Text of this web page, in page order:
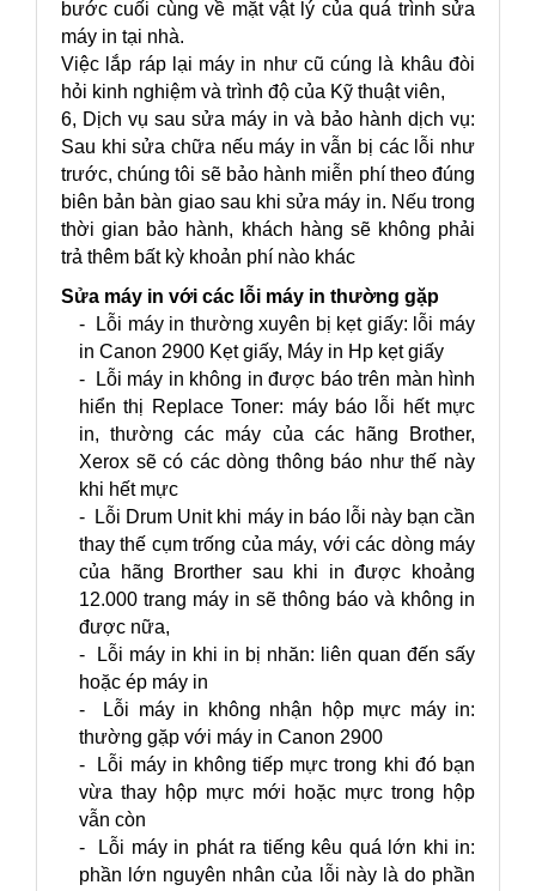
bước cuối cùng về mặt vật lý của quá trình sửa
máy in tại nhà.
Việc lắp ráp lại máy in như cũ cúng là khâu đòi
hỏi kinh nghiệm và trình độ của Kỹ thuật viên,
6, Dịch vụ sau sửa máy in và bảo hành dịch vụ:
Sau khi sửa chữa nếu máy in vẫn bị các lỗi như
trước, chúng tôi sẽ bảo hành miễn phí theo đúng
biên bản bàn giao sau khi sửa máy in. Nếu trong
thời gian bảo hành, khách hàng sẽ không phải
trả thêm bất kỳ khoản phí nào khác
Sửa máy in với các lỗi máy in thường gặp
- Lỗi máy in thường xuyên bị kẹt giấy: lỗi máy
in Canon 2900 Kẹt giấy, Máy in Hp kẹt giấy
- Lỗi máy in không in được báo trên màn hình
hiển thị Replace Toner: máy báo lỗi hết mực
in, thường các máy của các hãng Brother,
Xerox sẽ có các dòng thông báo như thế này
khi hết mực
- Lỗi Drum Unit khi máy in báo lỗi này bạn cần
thay thế cụm trống của máy, với các dòng máy
của hãng Brorther sau khi in được khoảng
12.000 trang máy in sẽ thông báo và không in
được nữa,
- Lỗi máy in khi in bị nhăn: liên quan đến sấy
hoặc ép máy in
- Lỗi máy in không nhận hộp mực máy in:
thường gặp với máy in Canon 2900
- Lỗi máy in không tiếp mực trong khi đó bạn
vừa thay hộp mực mới hoặc mực trong hộp
vẫn còn
- Lỗi máy in phát ra tiếng kêu quá lớn khi in:
phần lớn nguyên nhân của lỗi này là do phần